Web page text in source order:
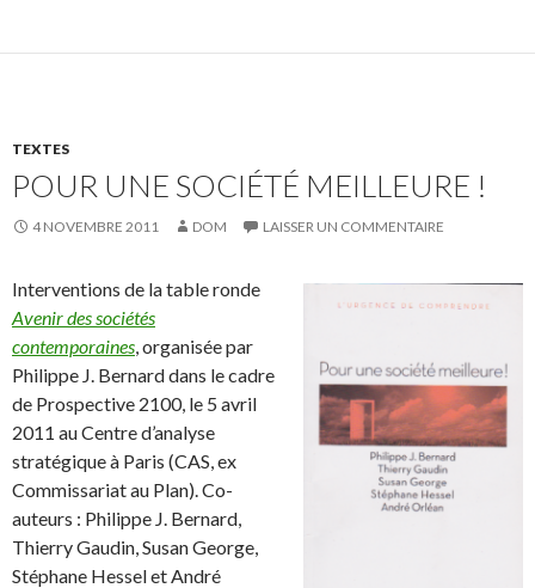
TEXTES
POUR UNE SOCIÉTÉ MEILLEURE !
4 NOVEMBRE 2011 DOM LAISSER UN COMMENTAIRE
Interventions de la table ronde
Avenir des sociétés
contemporaines , organisée par
Philippe J. Bernard dans le cadre
de Prospective 2100, le 5 avril
2011 au Centre d’analyse
stratégique à Paris (CAS, ex
Commissariat au Plan). Co-
auteurs : Philippe J. Bernard,
Thierry Gaudin, Susan George,
Stéphane Hessel et André